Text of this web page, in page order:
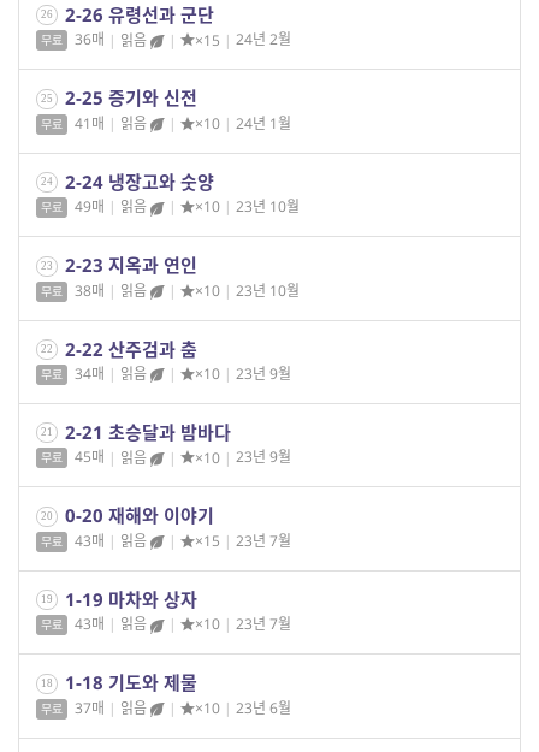
26 2-26 유령선과 군단
무료 36매 | 읽음 | ×15 | 24년 2월
25 2-25 증기와 신전
무료 41매 | 읽음 | ×10 | 24년 1월
24 2-24 냉장고와 숫양
무료 49매 | 읽음 | ×10 | 23년 10월
23 2-23 지옥과 연인
무료 38매 | 읽음 | ×10 | 23년 10월
22 2-22 산주검과 춤
무료 34매 | 읽음 | ×10 | 23년 9월
21 2-21 초승달과 밤바다
무료 45매 | 읽음 | ×10 | 23년 9월
20 0-20 재해와 이야기
무료 43매 | 읽음 | ×15 | 23년 7월
19 1-19 마차와 상자
무료 43매 | 읽음 | ×10 | 23년 7월
18 1-18 기도와 제물
무료 37매 | 읽음 | ×10 | 23년 6월